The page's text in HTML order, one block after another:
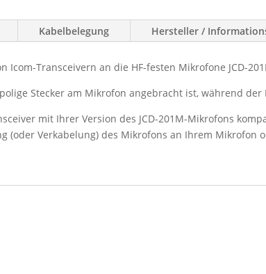
Kabelbelegung Hersteller /
Transceivern an die HF-festen Mikrofone JCD-
Stecker am Mikrofon angebracht ist, während
mit Ihrer Version des JCD-201M-Mikrofons
(oder Verkabelung) des Mikrofons an Ihrem Mikrofon